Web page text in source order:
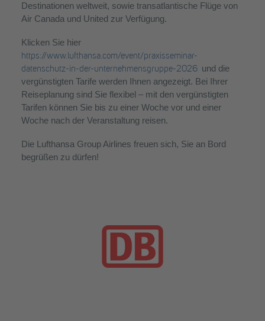
Destinationen weltweit, sowie transatlantische Flüge von
Air Canada und United zur Verfügung.
Klicken Sie hier
https://www.lufthansa.com/event/praxisseminar-
datenschutz-in-der-unternehmensgruppe-2026 und die
vergünstigten Tarife werden Ihnen angezeigt. Bei Ihrer
Reiseplanung sind Sie flexibel – mit den vergünstigten
Tarifen können Sie bis zu einer Woche vor und einer
Woche nach der Veranstaltung reisen.
Die Lufthansa Group Airlines freuen sich, Sie an Bord
begrüßen zu dürfen!